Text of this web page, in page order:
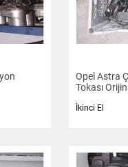
Opel Astra
Tokası
İkinci El